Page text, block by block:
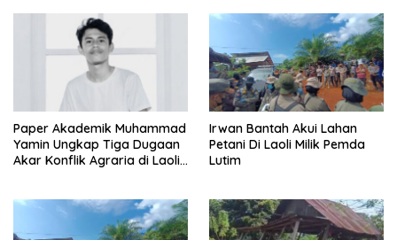
Paper Akademik Muhammad
Yamin Ungkap Tiga Dugaan
Akar Konflik Agraria di Laoli
Irwan Bantah Akui Lahan
Petani Di Laoli Milik Pemda
Lutim